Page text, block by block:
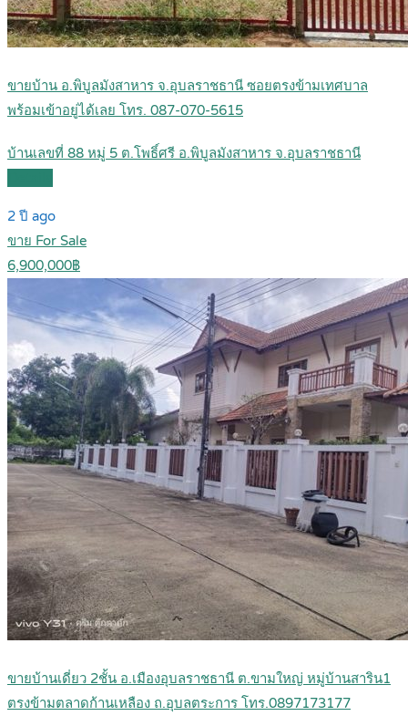
ขายบ้าน อ.พิบูลมังสาหาร จ.อุบลราชธานี ซอยตรงข้ามเทศบาล
พร้อมเข้าอยู่ได้เลย โทร. 087-070-5615
บ้านเลขที่ 88 หมู่ 5 ต.โพธิ์ศรี อ.พิบูลมังสาหาร จ.อุบลราชธานี
2 ปี ago
ขาย For Sale
6,900,000฿
ขายบ้านเดี่ยว 2ชั้น อ.เมืองอุบลราชธานี ต.ขามใหญ่ หมู่บ้านสาริน1
ตรงข้ามตลาดก้านเหลือง ถ.อุบลตระการ โทร.0897173177